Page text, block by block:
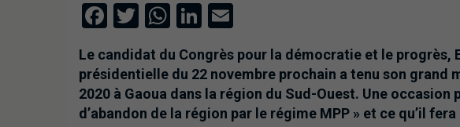
Facebook
TwitterWhatsApp
LinkedIn
Le candidat du Congrès pour la démocratie et le progrès,
présidentielle du 22 novembre prochain a tenu son grand
2020 à Gaoua dans la région du Sud-Ouest. Une
d’abandon de la région par le régime MPP » et ce qu’il